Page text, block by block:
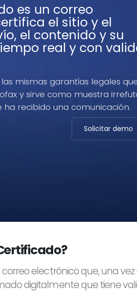
es un correo
el sitio y el
el contenido y su
real y con
mismas garantías legales
y sirve como muestra
ha recibido una comunicación.
Solicitar demo
electrónico que, una
digitalmente que tiene